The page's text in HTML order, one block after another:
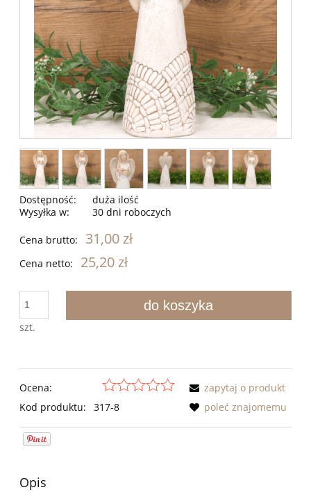
Dostępność:
duża ilość
Wysyłka w:
30 dni roboczych
Cena brutto: 31,00 zł
Cena netto: 25,20 zł
szt.
do koszyka
Ocena:
Kod produktu:
317-8
zapytaj o produkt
poleć znajomemu
Opis